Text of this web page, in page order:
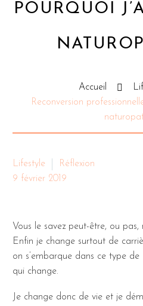
POURQUOI
Accueil
Reconversion
Lifestyle
Réflexion
9 février 2019
Vous le savez peut-être, ou
Enfin je change surtout de
on s’embarque dans ce type
qui change.
Je change donc de vie et je